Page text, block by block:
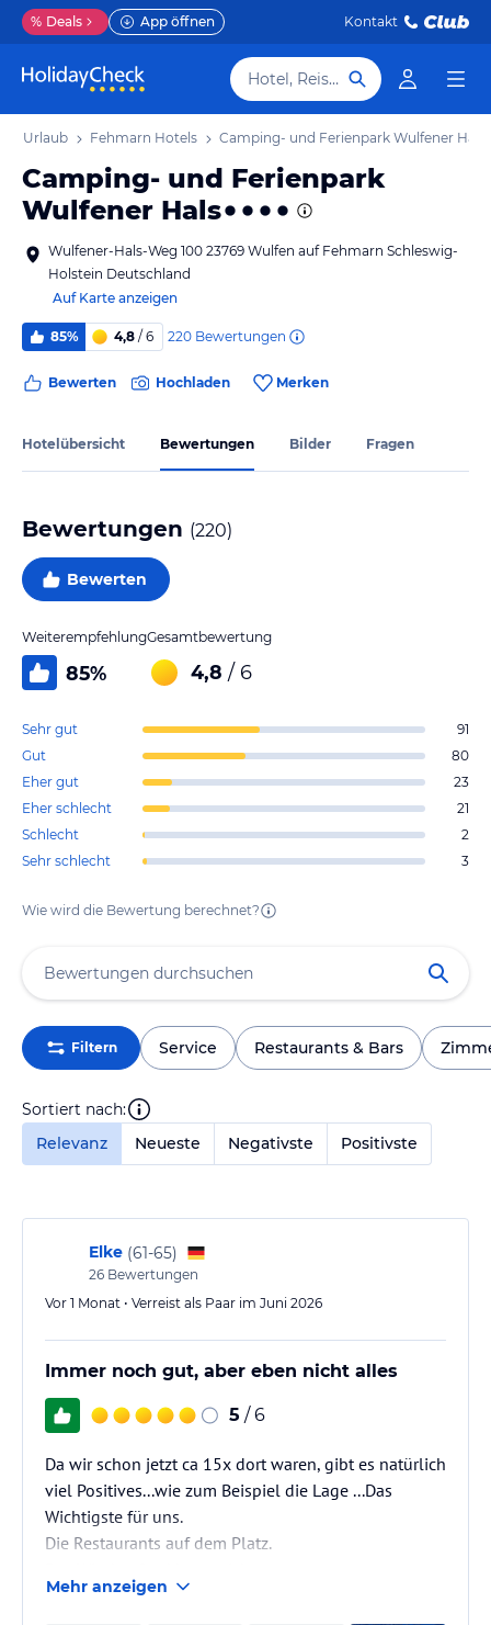
% Deals App öffnen Kontakt
Hotel, Reiseziel
Urlaub Fehmarn Hotels Camping- und Ferienpark Wulfener Hals
Camping- und Ferienpark
Wulfener Hals
Wulfener-Hals-Weg 100 23769 Wulfen auf Fehmarn Schleswig-
Holstein Deutschland
Auf Karte anzeigen
85% 4,8 / 6 220 Bewertungen
Bewerten Hochladen Merken
Hotelübersicht Bewertungen Bilder Fragen
Bewertungen (220)
Bewerten
Weiterempfehlung
85%
Gesamtbewertung
4,8 / 6
Sehr gut
91
Gut
80
Eher gut
23
Eher schlecht
21
Schlecht
2
Sehr schlecht
3
Wie wird die Bewertung berechnet?
Filtern Service Restaurants & Bars
Sortiert nach:
Relevanz
Neueste Negativste Positivste
Elke (61-65)
26 Bewertungen
Vor 1 Monat • Verreist als Paar im Juni 2026
Immer noch gut, aber eben nicht alles
5 / 6
Da wir schon jetzt ca 15x dort waren, gibt es natürlich
viel Positives...wie zum Beispiel die Lage ...Das
Wichtigste für uns.
Die Restaurants auf dem Platz.
Die Ostsee und der Binnensee.
Mehr anzeigen